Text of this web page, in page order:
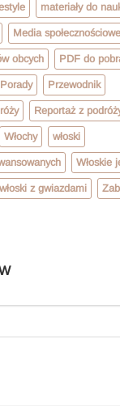
materiały do
Media społecznościowe
obcych PDF do
Porady Przewodnik
Reportaż z
Włochy włoski
Włoskie
włoski z gwiazdami